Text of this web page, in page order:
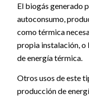
El biogás generado
autoconsumo,
como térmica
propia instalación, o
de energía térmica.
Otros usos de este
producción de